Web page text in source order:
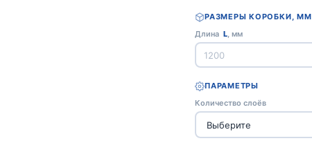
РАЗМЕРЫ КОРОБКИ, ММ
Длина L, мм
ПАРАМЕТРЫ
Количество слоёв